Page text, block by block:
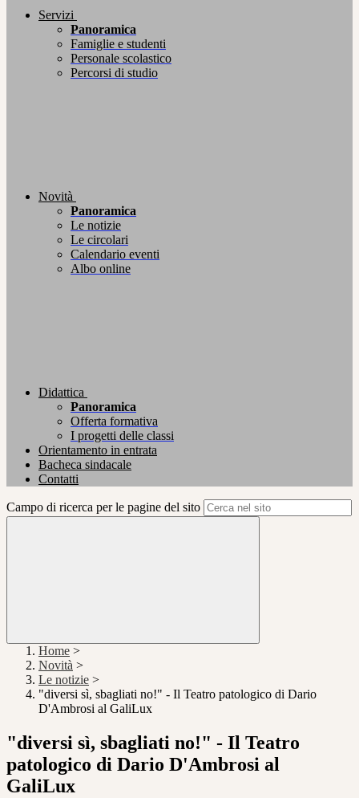
Servizi
Panoramica
Famiglie e studenti
Personale scolastico
Percorsi di studio
Novità
Panoramica
Le notizie
Le circolari
Calendario eventi
Albo online
Didattica
Panoramica
Offerta formativa
I progetti delle classi
Orientamento in entrata
Bacheca sindacale
Contatti
Campo di ricerca per le pagine del sito
Home >
Novità >
Le notizie >
"diversi sì, sbagliati no!" - Il Teatro patologico di Dario
D'Ambrosi al GaliLux
"diversi sì, sbagliati no!" - Il Teatro
patologico di Dario D'Ambrosi al
GaliLux